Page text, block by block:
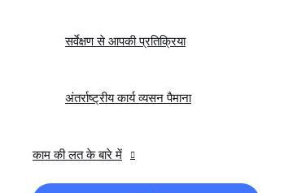
सर्वेक्षण से आपकी प्रतिक्रिया
अंतर्राष्ट्रीय कार्य व्यसन पैमाना
काम की लत के बारे में